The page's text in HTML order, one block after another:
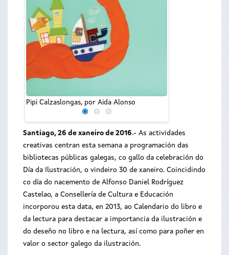
Pipi Calzaslongas, por Aida Alonso
Santiago, 26 de xaneiro de 2016.- As actividades
creativas centran esta semana a programación das
bibliotecas públicas galegas, co gallo da celebración do
Día da Ilustración, o vindeiro 30 de xaneiro. Coincidindo
co día do nacemento de Alfonso Daniel Rodríguez
Castelao, a Consellería de Cultura e Educación
incorporou esta data, en 2013, ao Calendario do libro e
da lectura para destacar a importancia da ilustración e
do deseño no libro e na lectura, así como para poñer en
valor o sector galego da ilustración.